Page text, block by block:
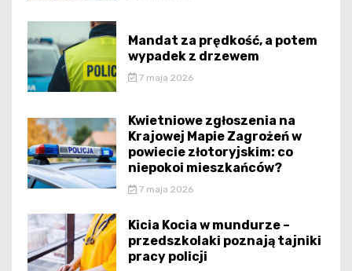
Mandat za prędkość, a potem
wypadek z drzewem
7 maja 2026
Kwietniowe zgłoszenia na
Krajowej Mapie Zagrożeń w
powiecie złotoryjskim: co
niepokoi mieszkańców?
7 maja 2026
Kicia Kocia w mundurze –
przedszkolaki poznają tajniki
pracy policji